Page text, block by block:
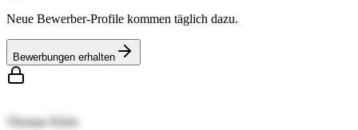
Neue Bewerber-Profile kommen täglich dazu.
Bewerbungen erhalten
Thomas Klein